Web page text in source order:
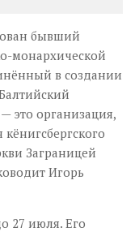
бывший
монархической
в создании
это организация,
Заграницей
Игорь
27 июля. Его